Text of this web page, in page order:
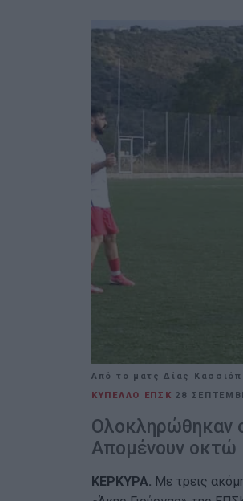
Από το ματς Δίας
ΚΥΠΕΛΛΟ ΕΠΣΚ 28
Ολοκληρώθηκαν
Απομένουν οκτώ
ΚΕΡΚΥΡΑ. Με τρεις